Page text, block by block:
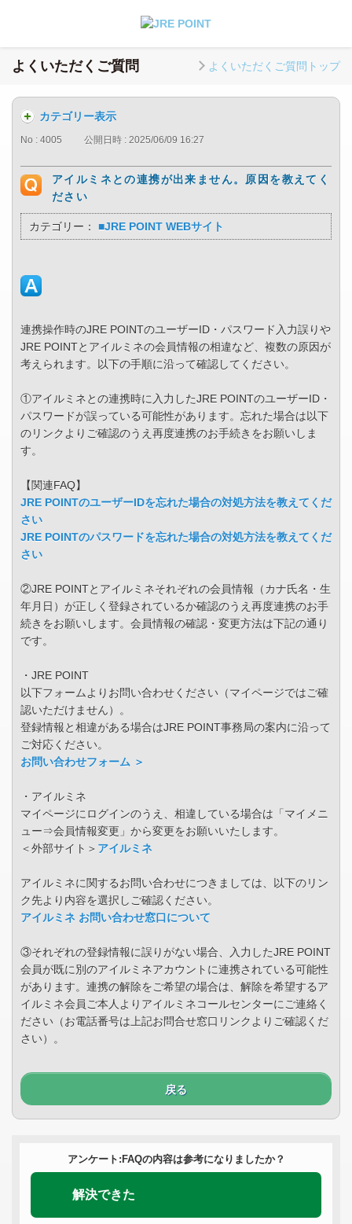
よくいただくご質問 よくいただくご質問トップ
カテゴリー表示
No : 4005 公開日時 : 2025/06/09 16:27
アイルミネとの連携が出来ません。原因を教えてく
ださい
カテゴリー： ■JRE POINT WEBサイト
連携操作時のJRE POINTのユーザーID・パスワード入力誤りや
JRE POINTとアイルミネの会員情報の相違など、複数の原因が
考えられます。以下の手順に沿って確認してください。
①アイルミネとの連携時に入力したJRE POINTのユーザーID・
パスワードが誤っている可能性があります。忘れた場合は以下
のリンクよりご確認のうえ再度連携のお手続きをお願いしま
す。
【関連FAQ】
JRE POINTのユーザーIDを忘れた場合の対処方法を教えてくだ
さい
JRE POINTのパスワードを忘れた場合の対処方法を教えてくだ
さい
②JRE POINTとアイルミネそれぞれの会員情報（カナ氏名・生
年月日）が正しく登録されているか確認のうえ再度連携のお手
続きをお願いします。会員情報の確認・変更方法は下記の通り
です。
・JRE POINT
以下フォームよりお問い合わせください（マイページではご確
認いただけません）。
登録情報と相違がある場合はJRE POINT事務局の案内に沿って
ご対応ください。
お問い合わせフォーム ＞
・アイルミネ
マイページにログインのうえ、相違している場合は「マイメニ
ュー⇒会員情報変更」から変更をお願いいたします。
＜外部サイト＞ アイルミネ
アイルミネに関するお問い合わせにつきましては、以下のリン
ク先より内容を選択しご確認ください。
アイルミネ お問い合わせ窓口について
③それぞれの登録情報に誤りがない場合、入力したJRE POINT
会員が既に別のアイルミネアカウントに連携されている可能性
があります。連携の解除をご希望の場合は、解除を希望するア
イルミネ会員ご本人よりアイルミネコールセンターにご連絡く
ださい（お電話番号は上記お問合せ窓口リンクよりご確認くだ
さい）。
戻る
アンケート:FAQの内容は参考になりましたか？
解決できた